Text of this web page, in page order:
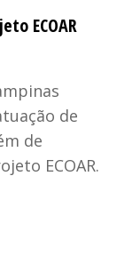
ECOAR
de
de
ECOAR.